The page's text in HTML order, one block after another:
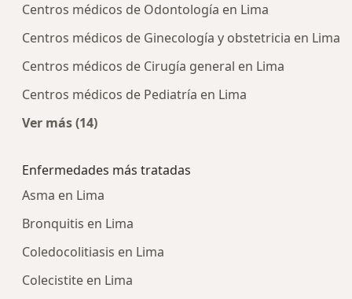
Centros médicos de Odontología en Lima
Centros médicos de Ginecología y obstetricia en Lima
Centros médicos de Cirugía general en Lima
Centros médicos de Pediatría en Lima
Ver más (14)
Enfermedades más tratadas
Asma en Lima
Bronquitis en Lima
Coledocolitiasis en Lima
Colecistite en Lima